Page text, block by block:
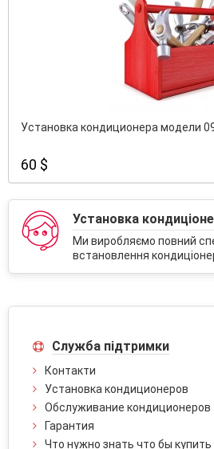
Установка кондиционера модели
60 $
Установка
Ми виробляємо повний
встановлення
Служба підтримки
Контакти
Установка кондиционеров
Обслуживание кондиционеров
Гарантия
Что нужно знать что бы